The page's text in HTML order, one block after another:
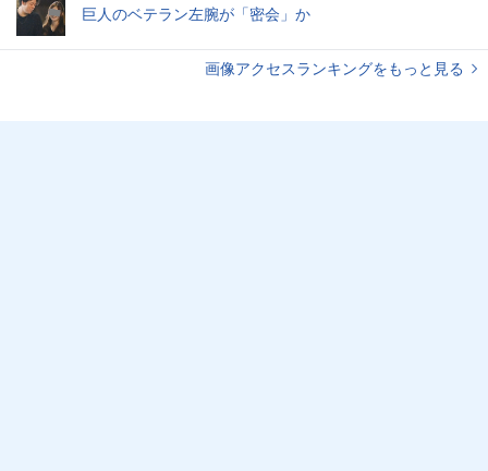
巨人のベテラン左腕が「密会」か
画像アクセスランキングをもっと見る